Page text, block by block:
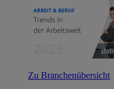
Zu Branchenübersicht